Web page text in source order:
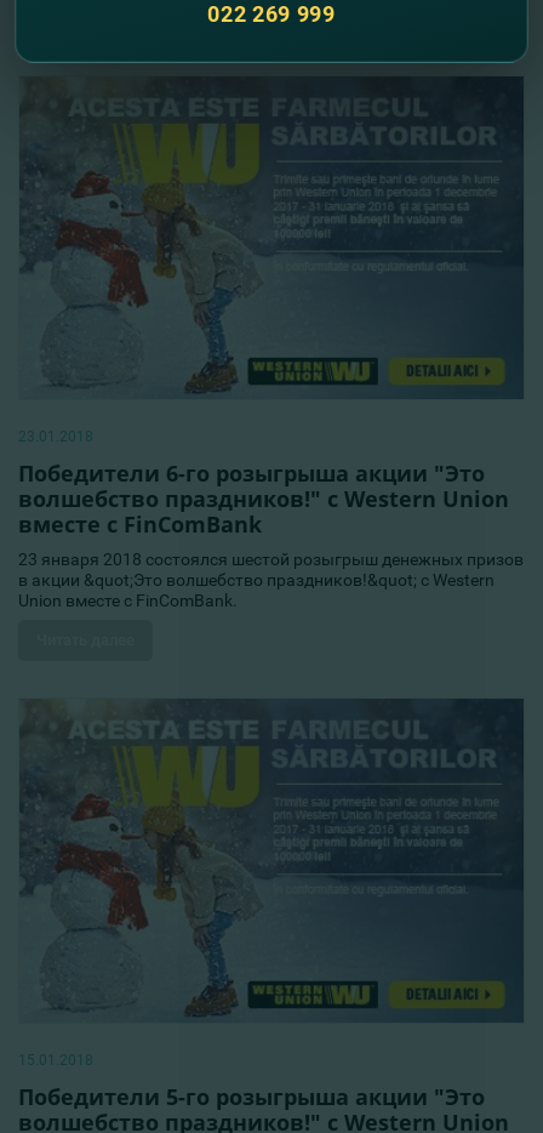
23.01.2018
Победители 6-го розыгрыша акции "Это
волшебство праздников!" с Western Union
вместе с FinComBank
23 января 2018 состоялся шестой розыгрыш денежных призов
в акции &quot;Это волшебство праздников!&quot; с Western
Union вместе с FinComBank.
15.01.2018
Победители 5-го розыгрыша акции "Это
волшебство праздников!" с Western Union
022 269 999